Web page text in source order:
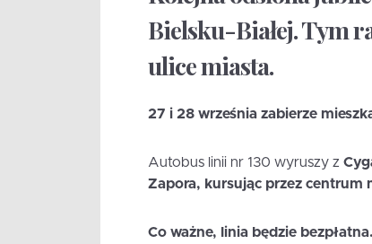
Bielsku-Białej. Tym
ulice miasta.
27 i 28 września zabierze
Autobus linii nr 130 wyruszy z
Zapora, kursując przez centrum
Co ważne, linia będzie bezpłatna.